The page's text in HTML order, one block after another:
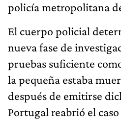
policía metropolitana
El cuerpo policial
nueva fase de
pruebas suficiente
la pequeña estaba
después de emitirse
Portugal reabrió el